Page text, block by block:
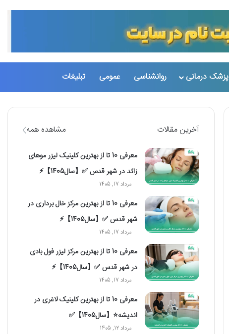
پزشک درمانی روانشناسی عمومی تبلیغات
آخرین مقالات مشاهده همه
معرفی 10 تا از بهترین کلینیک لیزر موهای
زائد در شهر قدس ✅【سال1405】⚡️
مرداد 17, 1405
معرفی 10 تا از بهترین مرکز خال برداری در
شهر قدس ✅【سال1405】⚡️
مرداد 17, 1405
معرفی 10 تا از بهترین مرکز لیزر فول بادی
در شهر قدس ✅【سال1405】⚡️
مرداد 17, 1405
معرفی 10 تا از بهترین کلینیک لاغری در
اندیشه⭐【سال1405】✅
مرداد 12, 1405